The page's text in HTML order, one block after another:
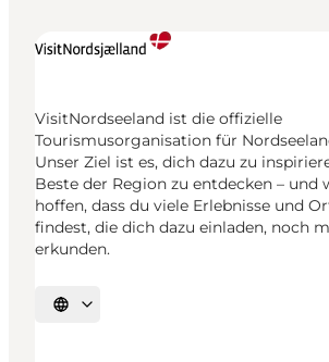
VisitNordseeland ist die offizielle
Tourismusorganisation für
Unser Ziel ist es, dich dazu zu
Beste der Region zu entdecken – und
hoffen, dass du viele Erlebnisse und
findest, die dich dazu einladen, noch
erkunden.
Sprache auswählen